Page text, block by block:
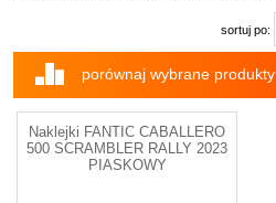
sortuj po:
porównaj wybrane produkty
Naklejki FANTIC CABALLERO
500 SCRAMBLER RALLY 2023
PIASKOWY